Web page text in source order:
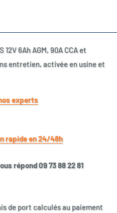
6Ah AGM, 90A CCA et
entretien, activée en usine et
experts
rapide en 24/48h
répond 09 73 88 22 81
de port calculés au paiement